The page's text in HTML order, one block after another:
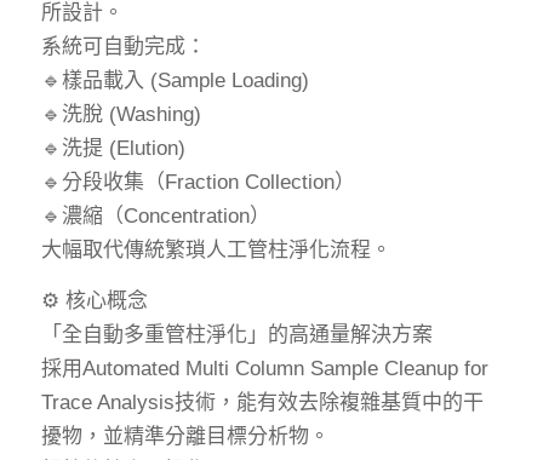
所設計。
系統可自動完成：
🔹樣品載入 (Sample Loading)
🔹洗脫 (Washing)
🔹洗提 (Elution)
🔹分段收集（Fraction Collection）
🔹濃縮（Concentration）
大幅取代傳統繁瑣人工管柱淨化流程。
⚙️ 核心概念
「全自動多重管柱淨化」的高通量解決方案
採用Automated Multi Column Sample Cleanup for
Trace Analysis技術，能有效去除複雜基質中的干
擾物，並精準分離目標分析物。